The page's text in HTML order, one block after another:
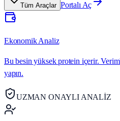
Tüm Araçlar Portalı Aç
Ekonomik Analiz
Bu besin yüksek protein içerir.
yapın.
UZMAN ONAYLI ANALİZ